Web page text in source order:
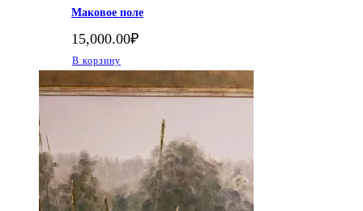
Маковое поле
15,000.00₽
В корзину